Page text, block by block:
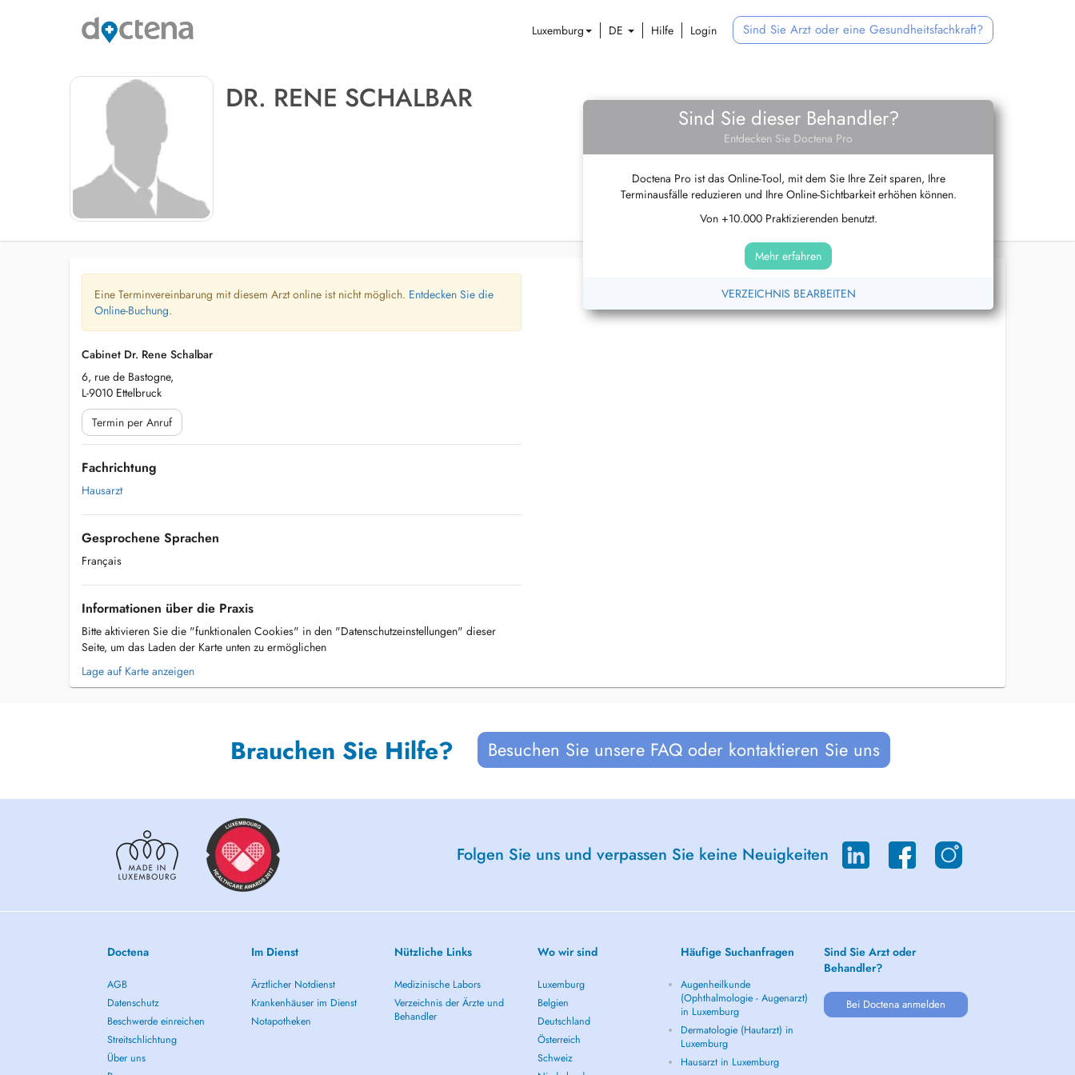
Luxemburg DE Hilfe Login Sind Sie Arzt oder eine Gesundheitsfachkraft?
DR. RENE SCHALBAR
Sind Sie dieser Behandler?
Entdecken Sie Doctena Pro
Doctena Pro ist das Online-Tool, mit dem Sie Ihre Zeit sparen, Ihre
Terminausfälle reduzieren und Ihre Online-Sichtbarkeit erhöhen können.
Von +10.000 Praktizierenden benutzt.
Mehr erfahren
VERZEICHNIS BEARBEITEN
Eine Terminvereinbarung mit diesem Arzt online ist nicht möglich. Entdecken Sie die
Online-Buchung.
Cabinet Dr. Rene Schalbar
6, rue de Bastogne,
L-9010 Ettelbruck
Termin per Anruf
Fachrichtung
Hausarzt
Gesprochene Sprachen
Français
Informationen über die Praxis
Bitte aktivieren Sie die "funktionalen Cookies" in den "Datenschutzeinstellungen" dieser
Seite, um das Laden der Karte unten zu ermöglichen
Lage auf Karte anzeigen
Brauchen Sie Hilfe? Besuchen Sie unsere FAQ oder kontaktieren Sie uns
Folgen Sie uns und verpassen Sie keine Neuigkeiten
Doctena
AGB
Datenschutz
Beschwerde einreichen
Streitschlichtung
Über uns
Im Dienst
Ärztlicher Notdienst
Krankenhäuser im Dienst
Notapotheken
Nützliche Links
Medizinische Labors
Verzeichnis der Ärzte und
Behandler
Wo wir sind
Luxemburg
Belgien
Deutschland
Österreich
Schweiz
Häufige Suchanfragen
Augenheilkunde
(Ophthalmologie - Augenarzt)
in Luxemburg
Dermatologie (Hautarzt) in
Luxemburg
Hausarzt in Luxemburg
Sind Sie Arzt oder
Behandler?
Bei Doctena anmelden